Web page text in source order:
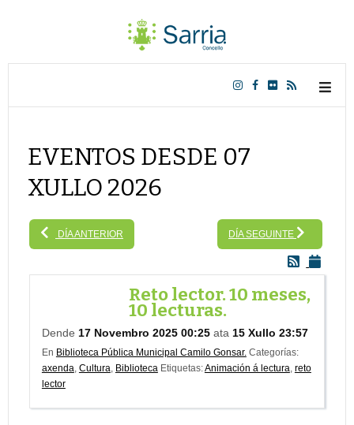
EVENTOS DESDE 07
XULLO 2026
DÍA ANTERIOR DÍA SEGUINTE
Reto lector. 10 meses,
10 lecturas.
Dende 17 Novembro 2025 00:25 ata 15 Xullo 23:57
En Biblioteca Pública Municipal Camilo Gonsar. Categorías:
axenda, Cultura, Biblioteca Etiquetas:Animación á lectura, reto
lector